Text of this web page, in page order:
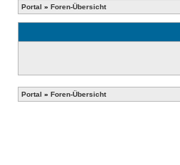
Portal » Foren-Übersicht
Portal » Foren-Übersicht